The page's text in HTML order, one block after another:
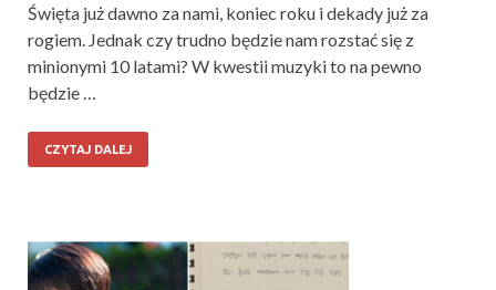
Święta już dawno za nami, koniec roku i dekady już za
rogiem. Jednak czy trudno będzie nam rozstać się z
minionymi 10 latami? W kwestii muzyki to na pewno
będzie …
CZYTAJ DALEJ